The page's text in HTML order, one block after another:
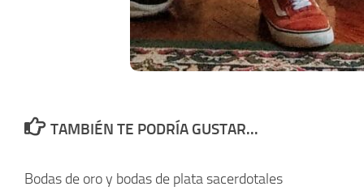
TAMBIÉN TE PODRÍA GUSTAR...
Bodas de oro y bodas de plata sacerdotales